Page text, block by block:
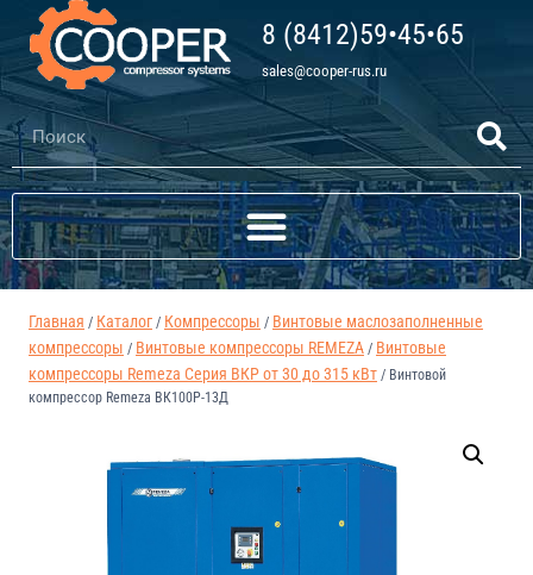
8 (8412)59•45•65
sales@cooper-rus.ru
Главная / Каталог / Компрессоры / Винтовые маслозаполненные
компрессоры / Винтовые компрессоры REMEZA / Винтовые
компрессоры Remeza Серия ВКР от 30 до 315 кВт / Винтовой
компрессор Remeza ВК100Р-13Д